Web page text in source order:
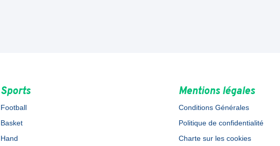
Sports
Football
Basket
Hand
Mentions légales
Conditions Générales
Politique de confidentialité
Charte sur les cookies